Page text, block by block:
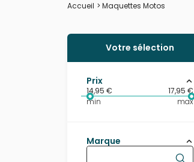
Accueil > Maquettes Motos
Votre sélection
Prix
14,95 €
17,95 €
min
max
Marque